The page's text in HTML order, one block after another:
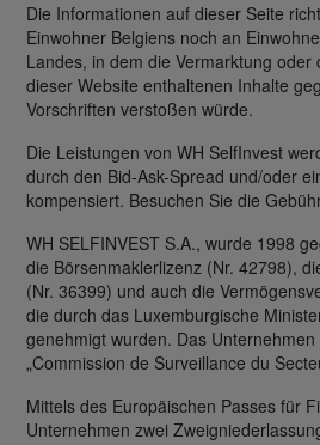
Die Informationen auf dieser Seite
Einwohner Belgiens noch an
Landes, in dem die Vermarktung oder
dieser Website enthaltenen Inhalte
Vorschriften verstoßen würde.
Die Leistungen von WH SelfInvest
durch den Bid-Ask-Spread und/oder
kompensiert. Besuchen Sie die
WH SELFINVEST S.A., wurde 1998
die Börsenmaklerlizenz (Nr. 42798),
(Nr. 36399) und auch die
die durch das Luxemburgische
genehmigt wurden. Das
„Commission de Surveillance du
Mittels des Europäischen Passes für
Unternehmen zwei